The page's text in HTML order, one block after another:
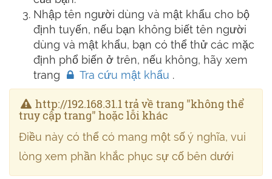
Nhập tên người dùng và mật khẩu cho bộ
định tuyến, nếu bạn không biết tên người
dùng và mật khẩu, bạn có thể thử các mặc
định phổ biến ở trên, nếu không, hãy xem
trang
Tra cứu mật khẩu .
http://192.168.31.1 trả về trang "không thể
truy cập trang" hoặc lỗi khác
Điều này có thể có mang một số ý nghĩa, vui
lòng xem phần khắc phục sự cố bên dưới